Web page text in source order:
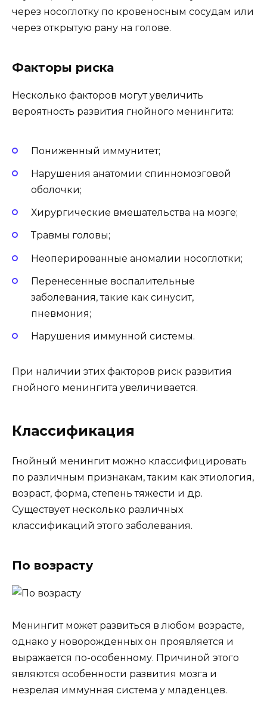
через носоглотку по кровеносным сосудам или
через открытую рану на голове.
Факторы риска
Несколько факторов могут увеличить
вероятность развития гнойного менингита:
Пониженный иммунитет;
Нарушения анатомии спинномозговой
оболочки;
Хирургические вмешательства на мозге;
Травмы головы;
Неоперированные аномалии носоглотки;
Перенесенные воспалительные
заболевания, такие как синусит,
пневмония;
Нарушения иммунной системы.
При наличии этих факторов риск развития
гнойного менингита увеличивается.
Классификация
Гнойный менингит можно классифицировать
по различным признакам, таким как этиология,
возраст, форма, степень тяжести и др.
Существует несколько различных
классификаций этого заболевания.
По возрасту
Менингит может развиться в любом возрасте,
однако у новорожденных он проявляется и
выражается по-особенному. Причиной этого
являются особенности развития мозга и
незрелая иммунная система у младенцев.